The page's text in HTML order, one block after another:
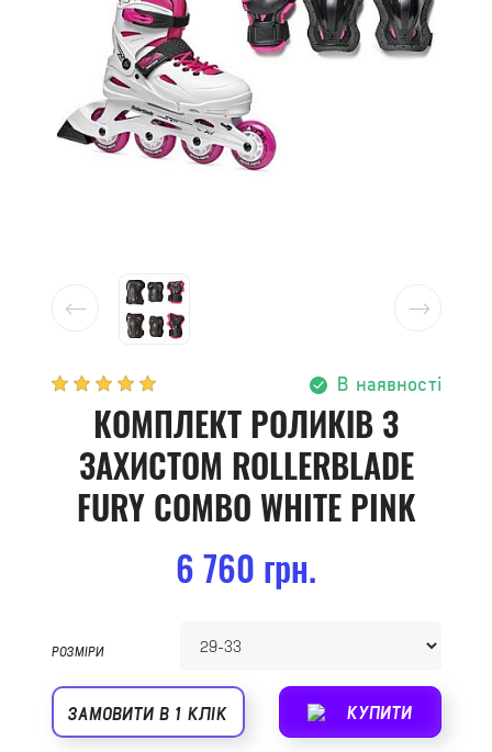
В наявності
КОМПЛЕКТ РОЛИКІВ З
ЗАХИСТОМ ROLLERBLADE
FURY COMBO WHITE PINK
6 760 грн.
РОЗМІРИ
КУПИТИ
ЗАМОВИТИ В 1 КЛІК